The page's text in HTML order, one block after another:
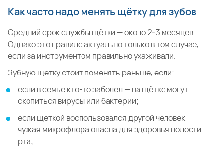
Как часто надо менять щётку для зубов
Средний срок службы щётки — около 2-3 месяцев.
Однако это правило актуально только в том случае,
если за инструментом правильно ухаживали.
Зубную щётку стоит поменять раньше, если:
если в семье кто-то заболел — на щётке могут
скопиться вирусы или бактерии;
если щёткой воспользовался другой человек —
чужая микрофлора опасна для здоровья полости
рта;